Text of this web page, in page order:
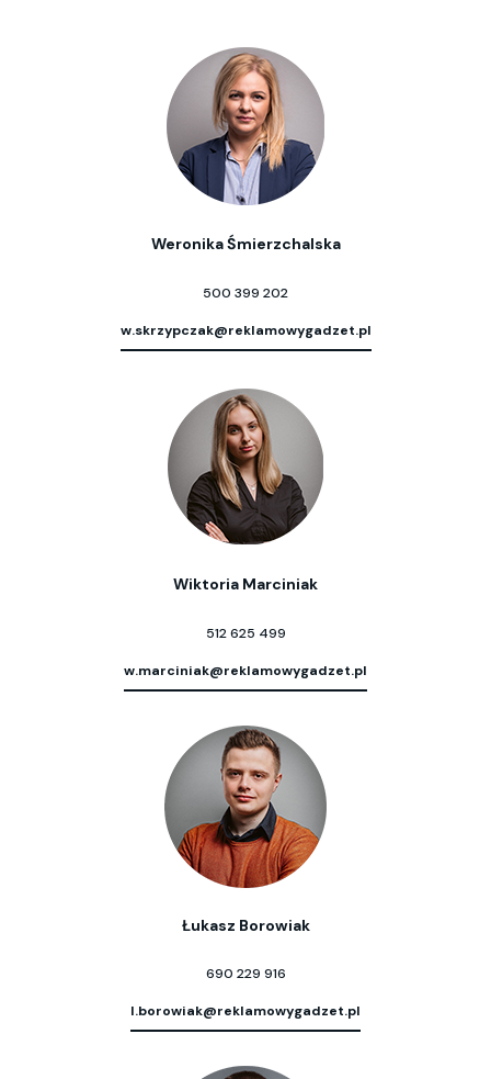
Weronika Śmierzchalska
500 399 202
w.skrzypczak@reklamowygadzet.pl
Wiktoria Marciniak
512 625 499
w.marciniak@reklamowygadzet.pl
Łukasz Borowiak
690 229 916
l.borowiak@reklamowygadzet.pl